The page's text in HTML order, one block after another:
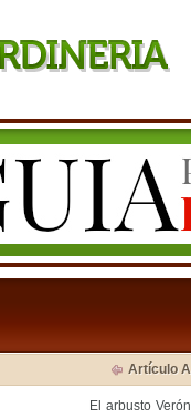
Artículo
El arbusto